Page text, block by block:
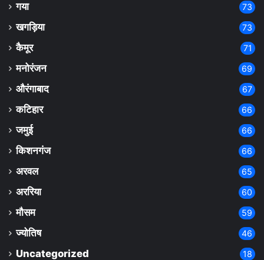
गया 73
खगड़िया 73
कैमूर 71
मनोरंजन 69
औरंगाबाद 67
कटिहार 66
जमुई 66
किशनगंज 66
अरवल 65
अररिया 60
मौसम 59
ज्योतिष 46
Uncategorized 18